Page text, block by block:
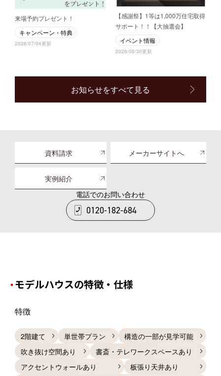
来場予約プレゼント！
キャンペーン・特典
2026/07/04更新
【感謝祭】1等は1,000万住宅取得
サポート！！【大抽選会】
イベント情報
2026/05/30更新
お知らせをすべて見る
資料請求 メーカーサイトへ
実例紹介
電話でのお問い合わせ
0120-182-684
モデルハウスの特徴・仕様
特徴
2階建て 単世帯プラン
構造の一部が見学可能
吹き抜け空間あり
書斎・テレワークスペースあり
アクセントウォールあり
板張り天井あり